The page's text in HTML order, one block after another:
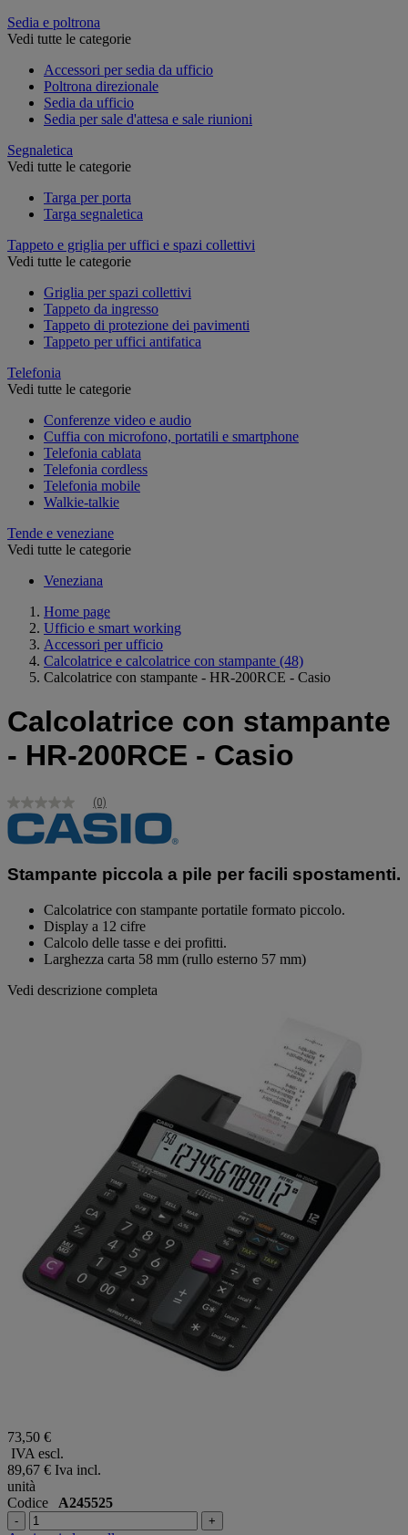
Sedia e poltrona
Vedi tutte le categorie
Accessori per sedia da ufficio
Poltrona direzionale
Sedia da ufficio
Sedia per sale d'attesa e sale riunioni
Segnaletica
Vedi tutte le categorie
Targa per porta
Targa segnaletica
Tappeto e griglia per uffici e spazi collettivi
Vedi tutte le categorie
Griglia per spazi collettivi
Tappeto da ingresso
Tappeto di protezione dei pavimenti
Tappeto per uffici antifatica
Telefonia
Vedi tutte le categorie
Conferenze video e audio
Cuffia con microfono, portatili e smartphone
Telefonia cablata
Telefonia cordless
Telefonia mobile
Walkie-talkie
Tende e veneziane
Vedi tutte le categorie
Veneziana
Home page
Ufficio e smart working
Accessori per ufficio
Calcolatrice e calcolatrice con stampante (48)
Calcolatrice con stampante - HR-200RCE - Casio
Calcolatrice con stampante
- HR-200RCE - Casio
Nessuna
valutazione
Stesso
alla
pagina.
(0)
Stampante piccola a pile per facili spostamenti.
Calcolatrice con stampante portatile formato piccolo.
Display a 12 cifre
Calcolo delle tasse e dei profitti.
Larghezza carta 58 mm (rullo esterno 57 mm)
Vedi descrizione completa
73,50 €
IVA escl.
89,67 € Iva incl.
unità
Codice A245525
- +